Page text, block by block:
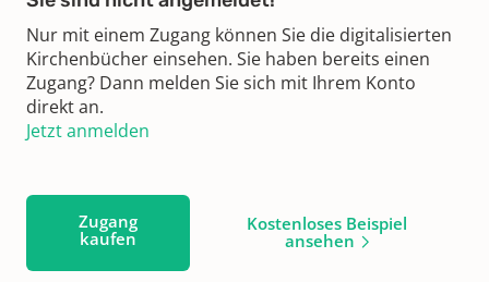
Nur mit einem Zugang können Sie die digitalisierten
Kirchenbücher einsehen. Sie haben bereits einen
Zugang? Dann melden Sie sich mit Ihrem Konto
direkt an.
Jetzt anmelden
Zugang
kaufen
Kostenloses Beispiel
ansehen